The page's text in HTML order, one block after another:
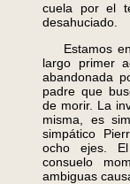
cuela por el
desahuciado.
Estamos en
largo primer
abandonada
padre que
de morir. La
misma, es
simpático
ocho ejes.
consuelo
ambiguas